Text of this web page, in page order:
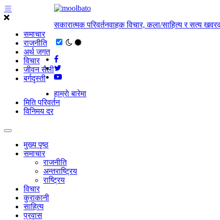
समाचार
राजनीति
अर्थ जगत
विचार
जीवन सैली
बर्गदृस्ती
सकारात्मक परिवर्तनवाहक विचार, कला/साहित्य र सत्य
हाम्राे बारेमा
मिति परिवर्तन
विनिमय दर
मुख्य पृष्ठ
समाचार
राजनीति
अन्तराष्ट्रिय
राष्ट्रिय
विचार
कुराकानी
साहित्य
प्रवास